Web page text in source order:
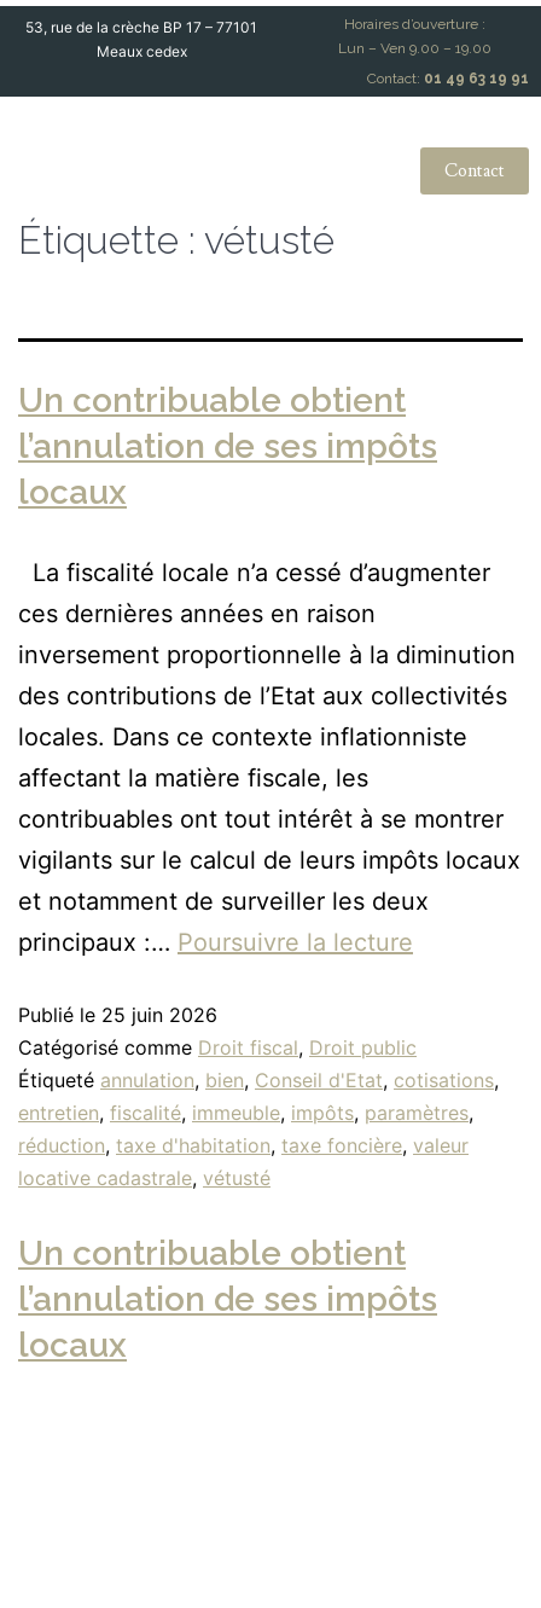
53, rue de la crèche BP 17 – 77101
Meaux cedex
Horaires d’ouverture :
Lun – Ven 9.00 – 19.00
Contact: 01 49 63 19 91
Contact
Étiquette : vétusté
Un contribuable obtient
l’annulation de ses impôts
locaux
La fiscalité locale n’a cessé d’augmenter
ces dernières années en raison
inversement proportionnelle à la diminution
des contributions de l’Etat aux collectivités
locales. Dans ce contexte inflationniste
affectant la matière fiscale, les
contribuables ont tout intérêt à se montrer
vigilants sur le calcul de leurs impôts locaux
et notamment de surveiller les deux
principaux :… Poursuivre la lecture
Publié le 25 juin 2026
Catégorisé comme Droit fiscal, Droit public
Étiqueté annulation, bien, Conseil d'Etat, cotisations,
entretien, fiscalité, immeuble, impôts, paramètres,
réduction, taxe d'habitation, taxe foncière, valeur
locative cadastrale, vétusté
Un contribuable obtient
l’annulation de ses impôts
locaux